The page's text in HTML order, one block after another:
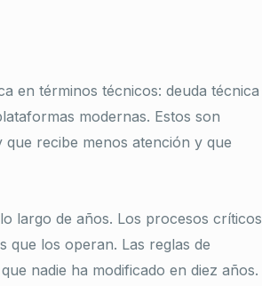
en términos técnicos: deuda técnica
modernas. Estos son
recibe menos atención y que
largo de años. Los procesos críticos
que los operan. Las reglas de
nadie ha modificado en diez años.